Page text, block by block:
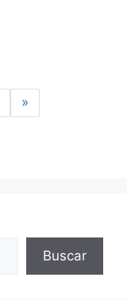
»
Buscar